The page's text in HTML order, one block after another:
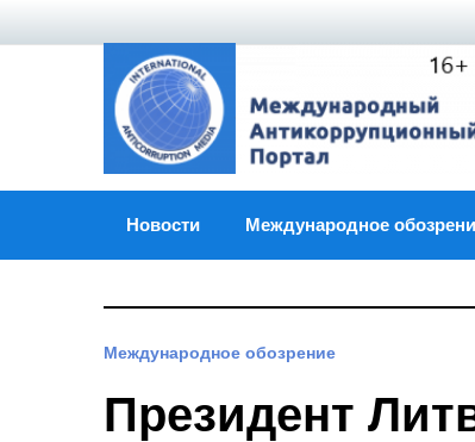
Новости Международное
Международное обозрение
Президент